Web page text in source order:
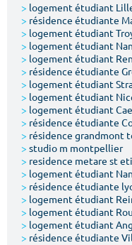
Votre date d'entrée
> logement étudiant
> résidence étudiante
> logement étudiant
> logement étudiant
> logement étudiant
> résidence étudiante
> logement étudiant
> logement étudiant
> logement étudiant
> résidence étudiante
> résidence grandmont
> studio m montpellier
> residence metare st
> logement étudiant
> résidence étudiante
> logement étudiant
> logement étudiant
> logement étudiant
> résidence étudiante